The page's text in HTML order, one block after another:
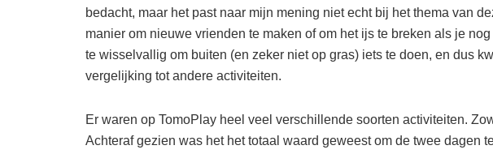
bedacht, maar het past naar mijn mening niet echt bij het thema van
manier om nieuwe vrienden te maken of om het ijs te breken als je
te wisselvallig om buiten (en zeker niet op gras) iets te doen, en dus
vergelijking tot andere activiteiten.
Er waren op TomoPlay heel veel verschillende soorten activiteiten.
Achteraf gezien was het het totaal waard geweest om de twee dagen